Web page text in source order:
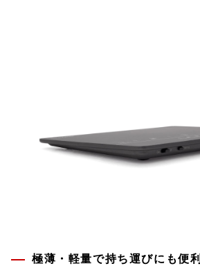
極薄・軽量で持ち運びにも便利